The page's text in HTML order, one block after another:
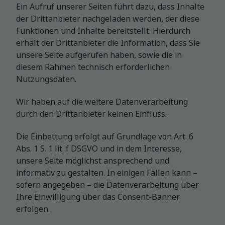
Ein Aufruf unserer Seiten führt dazu, dass Inhalte
der Drittanbieter nachgeladen werden, der diese
Funktionen und Inhalte bereitstellt. Hierdurch
erhält der Drittanbieter die Information, dass Sie
unsere Seite aufgerufen haben, sowie die in
diesem Rahmen technisch erforderlichen
Nutzungsdaten.
Wir haben auf die weitere Datenverarbeitung
durch den Drittanbieter keinen Einfluss.
Die Einbettung erfolgt auf Grundlage von Art. 6
Abs. 1 S. 1 lit. f DSGVO und in dem Interesse,
unsere Seite möglichst ansprechend und
informativ zu gestalten. In einigen Fällen kann –
sofern angegeben – die Datenverarbeitung über
Ihre Einwilligung über das Consent-Banner
erfolgen.